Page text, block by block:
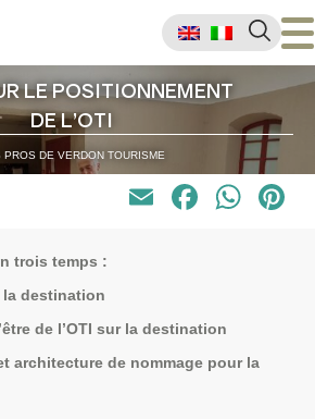
LE POSITIONNEMENT
DE L’OTI
PROS DE VERDON TOURISME
Email
trois temps :
la destination
de l’OTI sur la destination
architecture de nommage pour la